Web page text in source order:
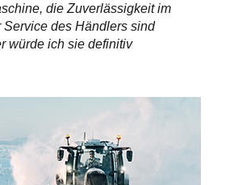
die Zuverlässigkeit im
des Händlers sind
würde ich sie definitiv